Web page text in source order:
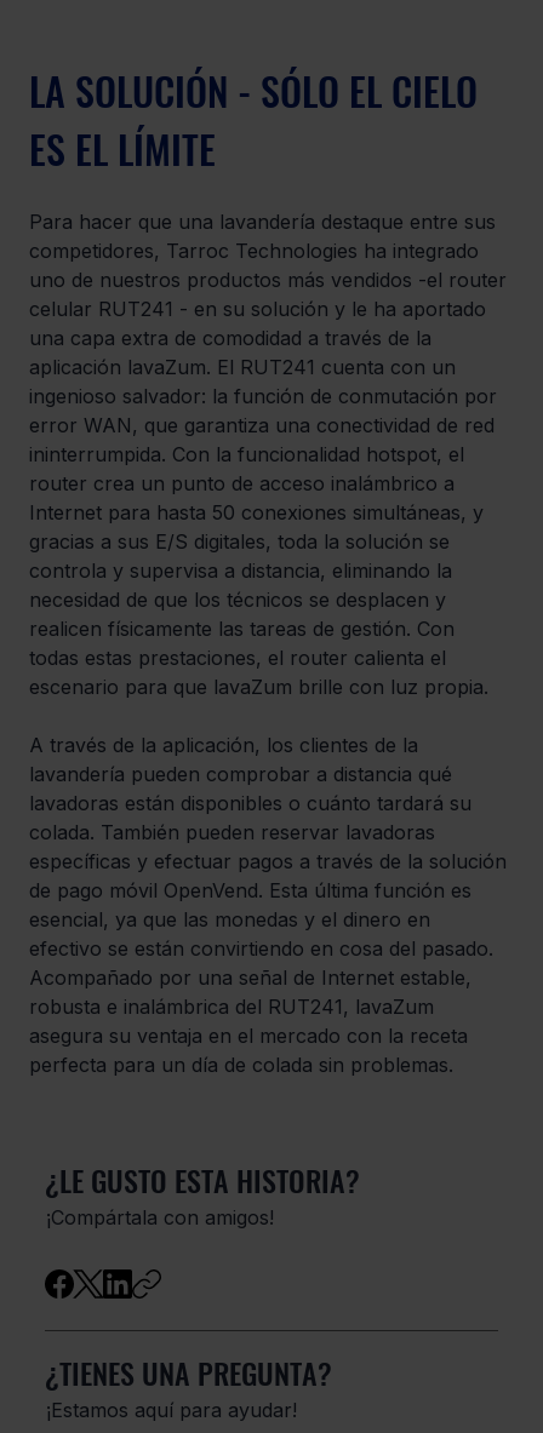
LA SOLUCIÓN - SÓLO EL CIELO
ES EL LÍMITE
Para hacer que una lavandería destaque entre sus
competidores, Tarroc Technologies ha integrado
uno de nuestros productos más vendidos -el router
celular RUT241 - en su solución y le ha aportado
una capa extra de comodidad a través de la
aplicación lavaZum. El RUT241 cuenta con un
ingenioso salvador: la función de conmutación por
error WAN, que garantiza una conectividad de red
ininterrumpida. Con la funcionalidad hotspot, el
router crea un punto de acceso inalámbrico a
Internet para hasta 50 conexiones simultáneas, y
gracias a sus E/S digitales, toda la solución se
controla y supervisa a distancia, eliminando la
necesidad de que los técnicos se desplacen y
realicen físicamente las tareas de gestión. Con
todas estas prestaciones, el router calienta el
escenario para que lavaZum brille con luz propia.
A través de la aplicación, los clientes de la
lavandería pueden comprobar a distancia qué
lavadoras están disponibles o cuánto tardará su
colada. También pueden reservar lavadoras
específicas y efectuar pagos a través de la solución
de pago móvil OpenVend. Esta última función es
esencial, ya que las monedas y el dinero en
efectivo se están convirtiendo en cosa del pasado.
Acompañado por una señal de Internet estable,
robusta e inalámbrica del RUT241, lavaZum
asegura su ventaja en el mercado con la receta
perfecta para un día de colada sin problemas.
¿LE GUSTO ESTA HISTORIA?
​¡Compártala con amigos!
¿TIENES UNA PREGUNTA?
¡Estamos aquí para ayudar!